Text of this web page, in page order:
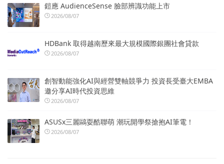
鎧應 AudienceSense 臉部辨識功能上市
2026/08/07
HDBank 取得越南歷來最大規模國際銀團社會貸款
2026/08/07
創智動能強化AI與經營雙軸競爭力 投資長受臺大EMBA
邀分享AI時代投資思維
2026/08/07
ASUSx三麗鷗耍酷聯萌 潮玩開學祭搶抱AI筆電！
2026/08/07